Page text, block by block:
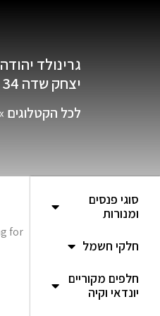
גרינולד יהודה
יצחק שדה 34 ת"א
לכל הקטלוגים
סוגי פנסים
ומנורות
חלקי חשמל
חלפים מקוריים
יונדאי וקיה
for.